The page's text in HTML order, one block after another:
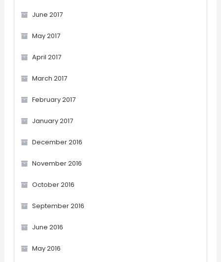
June 2017
May 2017
April 2017
March 2017
February 2017
January 2017
December 2016
November 2016
October 2016
September 2016
June 2016
May 2016